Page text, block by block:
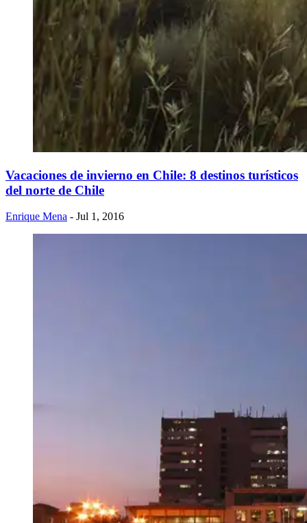
Vacaciones de invierno en Chile: 8 destinos turísticos
del norte de Chile
Enrique Mena - Jul 1, 2016